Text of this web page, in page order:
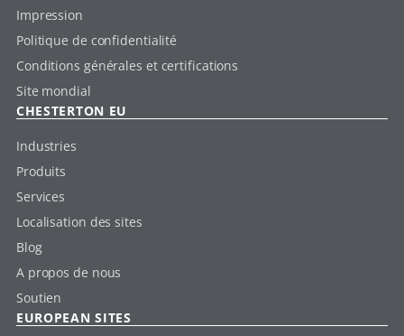
Impression
Politique de confidentialité
Conditions générales et certifications
Site mondial
CHESTERTON EU
Industries
Produits
Services
Localisation des sites
Blog
A propos de nous
Soutien
EUROPEAN SITES